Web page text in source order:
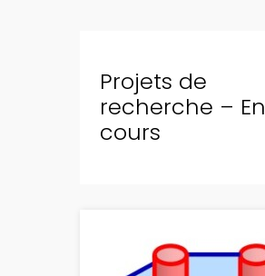
Projets de
recherche – En
cours